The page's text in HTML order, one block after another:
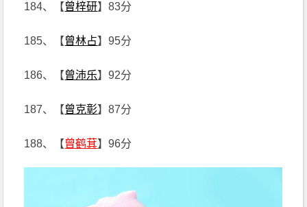
184、【曾梓研】83分
185、【曾林占】95分
186、【曾沛乐】92分
187、【曾克彰】87分
188、【曾鹤萁】96分